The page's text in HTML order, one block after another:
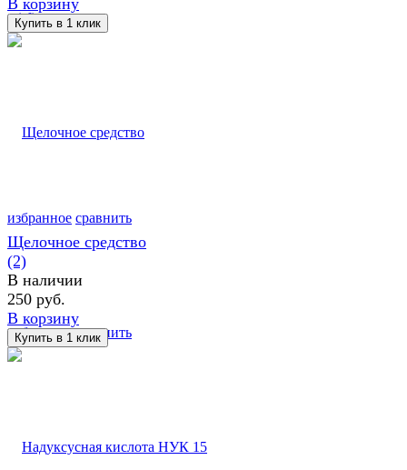
избранное сравнить
избранное сравнить
Щелочное средство
(2)
В наличии
250 руб.
В корзину